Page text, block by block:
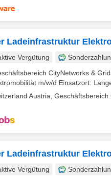
Ladeinfrastruktur
Vergütung
CityNetworks &
m/w/d Einsatzort:
Austria,
Ladeinfrastruktur
Vergütung